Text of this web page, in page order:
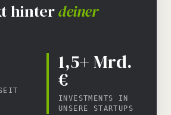
hinterdeiner
1,5+ Mrd.
€
INVESTMENTS IN
UNSERE STARTUPS